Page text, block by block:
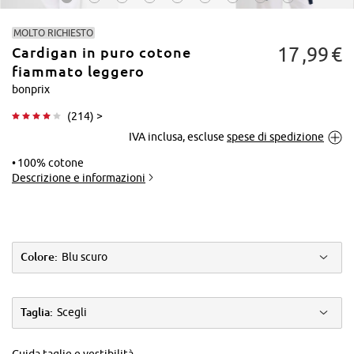
ingrandire
MOLTO RICHIESTO
Cardigan in puro cotone
fiammato leggero
bonprix
(214) >
17 99€
IVA inclusa, escluse spese di spedizione
100% cotone
Descrizione e informazioni
Colore: Blu scuro
Taglia: Scegli